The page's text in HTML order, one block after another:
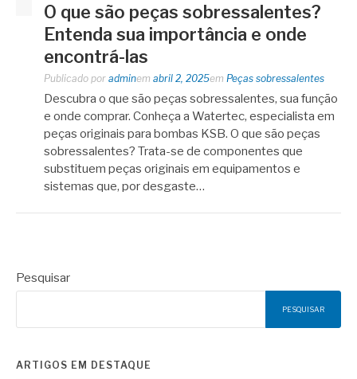
O que são peças sobressalentes?
Entenda sua importância e onde
encontrá-las
Publicado por adminem abril 2, 2025em Peças sobressalentes
Descubra o que são peças sobressalentes, sua função
e onde comprar. Conheça a Watertec, especialista em
peças originais para bombas KSB. O que são peças
sobressalentes? Trata-se de componentes que
substituem peças originais em equipamentos e
sistemas que, por desgaste…
Pesquisar
PESQUISAR
ARTIGOS EM DESTAQUE